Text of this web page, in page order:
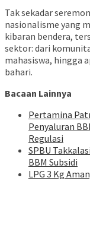
Tak sekadar
nasionalisme yang
kibaran bendera,
sektor: dari
mahasiswa, hingga
bahari.
Bacaan Lainnya
Pertamina
Penyaluran
Regulasi
SPBU
BBM Subsidi
LPG 3 Kg